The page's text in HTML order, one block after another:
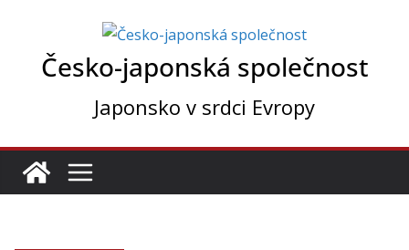
Česko-japonská společnost
Japonsko v srdci Evropy